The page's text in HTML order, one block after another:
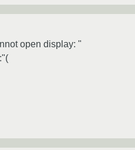
open display: "